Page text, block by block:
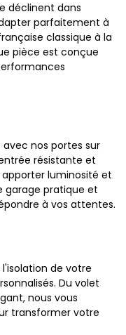
déclinent dans
parfaitement à
classique à la
pièce est conçue
nos portes sur
résistante et
luminosité et
garage pratique et
à vos attentes.
de votre
Du volet
nous vous
transformer votre